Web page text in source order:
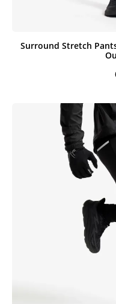
Surround Stretch